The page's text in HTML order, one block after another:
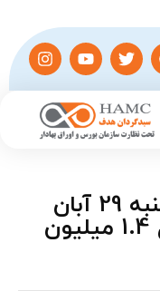
گزارش بورس امروز یکشنبه 29 آبان
1401 + بازپس‌گیری کانال 1.4 میلیون